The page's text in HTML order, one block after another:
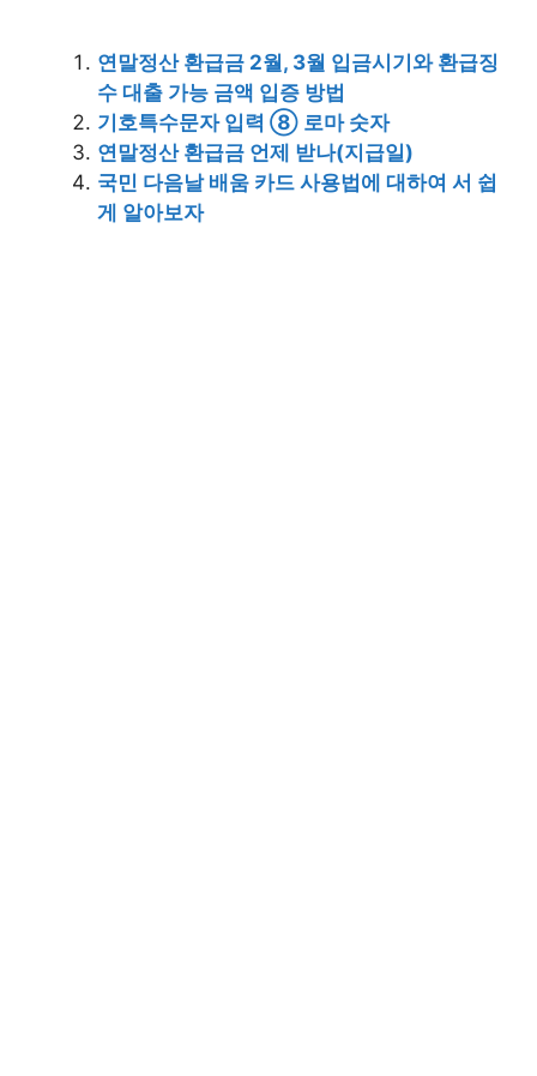
연말정산 환급금 2월, 3월 입금시기와 환급징
수 대출 가능 금액 입증 방법
기호특수문자 입력 ⑧ 로마 숫자
연말정산 환급금 언제 받나(지급일)
국민 다음날 배움 카드 사용법에 대하여 서 쉽
게 알아보자